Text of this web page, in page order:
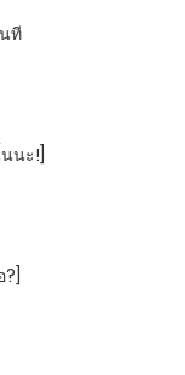
ที
นะ!]​